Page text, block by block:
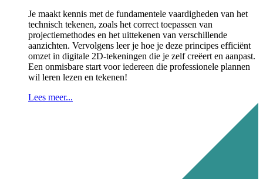
Je maakt kennis met de fundamentele vaardigheden van het
technisch tekenen, zoals het correct toepassen van
projectiemethodes en het uittekenen van verschillende
aanzichten. Vervolgens leer je hoe je deze principes efficiënt
omzet in digitale 2D-tekeningen die je zelf creëert en aanpast.
Een onmisbare start voor iedereen die professionele plannen
wil leren lezen en tekenen!
Lees meer...